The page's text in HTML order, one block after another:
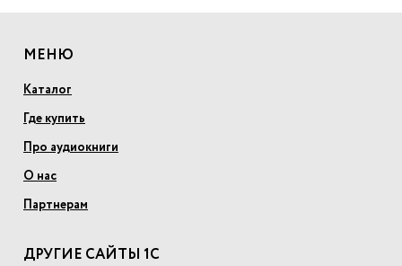
МЕНЮ
Каталог
Где купить
Про аудиокниги
О нас
Партнерам
ДРУГИЕ САЙТЫ 1С